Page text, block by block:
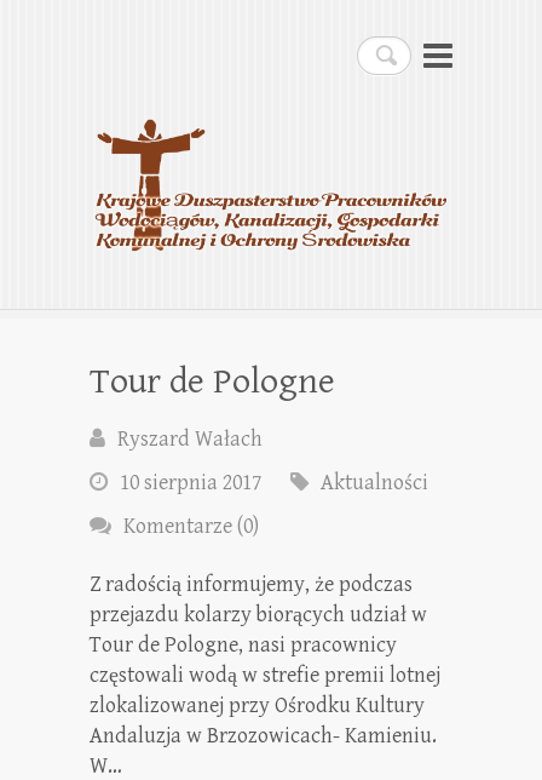
Szukaj
Krajowe Duszpasterstwo
Pracowników
Wodociągów, Kanalizacji,
Gospodarki Komunalnej i
Ochrony Środowiska
Tour de Pologne
Ryszard Wałach
10 sierpnia 2017
Aktualności
Komentarze (0)
Z radością informujemy, że podczas
przejazdu kolarzy biorących udział w
Tour de Pologne, nasi pracownicy
częstowali wodą w strefie premii lotnej
zlokalizowanej przy Ośrodku Kultury
Andaluzja w Brzozowicach- Kamieniu.
W…